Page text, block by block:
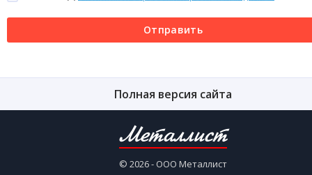
Отправить
Полная версия сайта
Металлист
© 2026 - ООО Металлист